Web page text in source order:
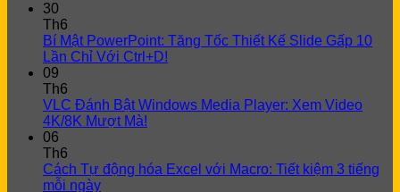
30
Th6
Bí Mật PowerPoint: Tăng Tốc Thiết Kế Slide Gấp 10
Lần Chỉ Với Ctrl+D!
09
Th6
VLC Đánh Bật Windows Media Player: Xem Video
4K/8K Mượt Mà!
06
Th6
Cách Tự động hóa Excel với Macro: Tiết kiệm 3 tiếng
mỗi ngày